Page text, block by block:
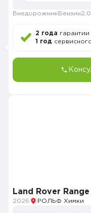
Внедорожник Бензин2.0
2 года
1 год
Land Rover
2026 РОЛЬФ Химки